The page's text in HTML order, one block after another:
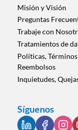
Misión y Visión
Preguntas
Trabaje con
Tratamientos de
Políticas,
Reembolsos
Inquietudes,
Síguenos